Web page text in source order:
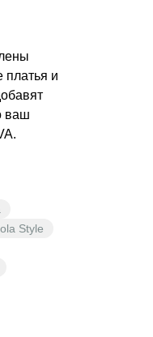
платья и
ваш
Style